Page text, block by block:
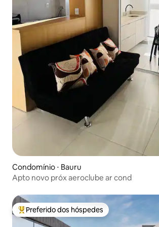
Condomínio ⋅ Bauru
Apto novo próx aeroclube ar cond
Entre os melhores preferidos dos hóspedes
Preferido dos hóspedes